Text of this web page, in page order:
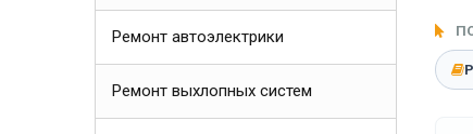
Ремонт автоэлектрики
Ремонт выхлопных систем